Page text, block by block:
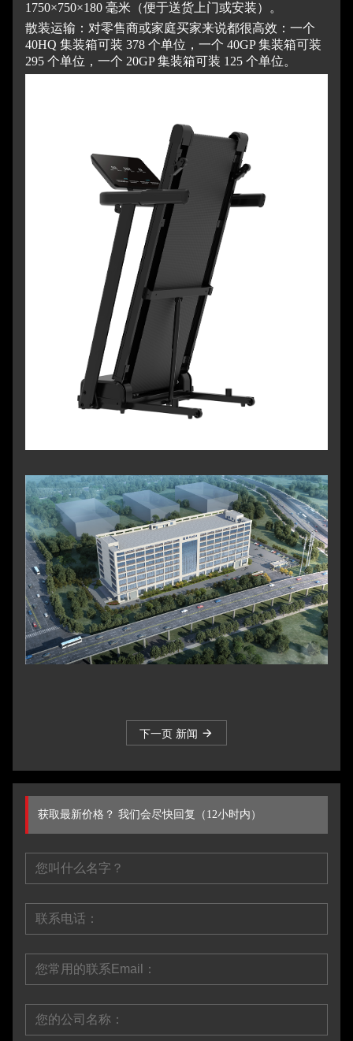
1750×750×180 毫米（便于送货上门或安装）。
散装运输：对零售商或家庭买家来说都很高效：一个
40HQ 集装箱可装 378 个单位，一个 40GP 集装箱可装
295 个单位，一个 20GP 集装箱可装 125 个单位。
下一页 新闻
获取最新价格？ 我们会尽快回复（12小时内）